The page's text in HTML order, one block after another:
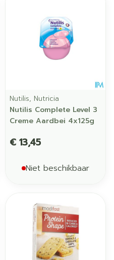
Nutilis, Nutricia
Nutilis Complete Level 3
Creme Aardbei 4x125g
€ 13,45
Niet beschikbaar